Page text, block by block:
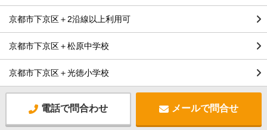
京都市下京区＋2沿線以上利用可
京都市下京区＋松原中学校
京都市下京区＋光徳小学校
電話で問合わせ メールで問合せ